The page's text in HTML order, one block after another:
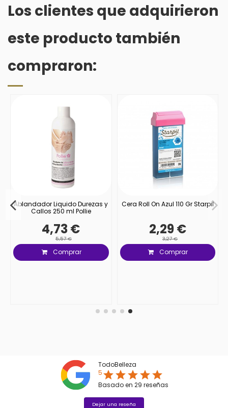
Los clientes que adquirieron
este producto también
compraron:
Ablandador Liquido Durezas y
Callos 250 ml Pollie
4,73 €
5,57 €
Comprar
Cera Roll On Azul 110 Gr Starpil
2,29 €
3,27 €
Comprar
TodoBelleza
5starstarstarstarstar
Basado en 29 reseñas
Dejar una reseña